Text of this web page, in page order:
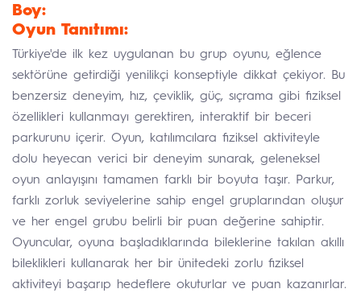
Boy:
Oyun Tanıtımı:
Türkiye'de ilk kez uygulanan bu grup oyunu, eğlence
sektörüne getirdiği yenilikçi konseptiyle dikkat çekiyor. Bu
benzersiz deneyim, hız, çeviklik, güç, sıçrama gibi fiziksel
özellikleri kullanmayı gerektiren, interaktif bir beceri
parkurunu içerir. Oyun, katılımcılara fiziksel aktiviteyle
dolu heyecan verici bir deneyim sunarak, geleneksel
oyun anlayışını tamamen farklı bir boyuta taşır. Parkur,
farklı zorluk seviyelerine sahip engel gruplarından oluşur
ve her engel grubu belirli bir puan değerine sahiptir.
Oyuncular, oyuna başladıklarında bileklerine takılan akıllı
bileklikleri kullanarak her bir ünitedeki zorlu fiziksel
aktiviteyi başarıp hedeflere okuturlar ve puan kazanırlar.